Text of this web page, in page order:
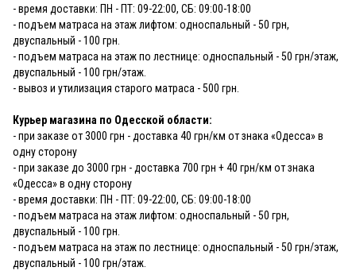
- время доставки: ПН - ПТ: 09-22:00, СБ: 09:00-18:00
- подъем матраса на этаж лифтом: односпальный - 50 грн,
двуспальный - 100 грн.
- подъем матраса на этаж по лестнице: односпальный - 50 грн/этаж,
двуспальный - 100 грн/этаж.
- вывоз и утилизация старого матраса - 500 грн.
Курьер магазина по Одесской области:
- при заказе от 3000 грн - доставка 40 грн/км от знака «Одесса» в
одну сторону
- при заказе до 3000 грн - доставка 700 грн + 40 грн/км от знака
«Одесса» в одну сторону
- время доставки: ПН - ПТ: 09-22:00, СБ: 09:00-18:00
- подъем матраса на этаж лифтом: односпальный - 50 грн,
двуспальный - 100 грн.
- подъем матраса на этаж по лестнице: односпальный - 50 грн/этаж,
двуспальный - 100 грн/этаж.